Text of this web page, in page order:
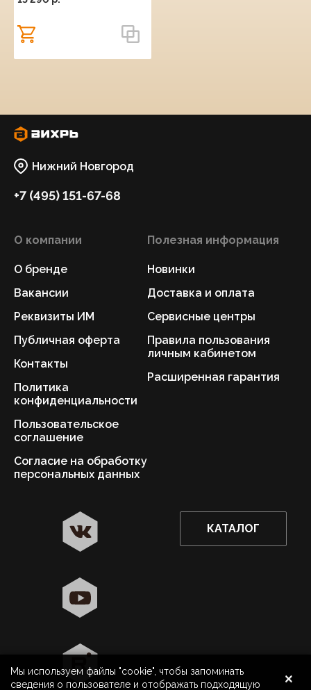
8 800 500 40 40 Нижний Новгород
Да
Нижний Новгород
+7 (495) 151-67-68
О компании
О бренде
Вакансии
Реквизиты ИМ
Публичная оферта
Контакты
Политика
конфиденциальности
Пользовательское
соглашение
Согласие на обработку
персональных данных
Полезная информация
Новинки
Доставка и оплата
Сервисные центры
Правила пользования
личным кабинетом
Расширенная гарантия
КАТАЛОГ
Мы используем файлы "cookie", чтобы запоминать
сведения о пользователе и отображать подходящую
×